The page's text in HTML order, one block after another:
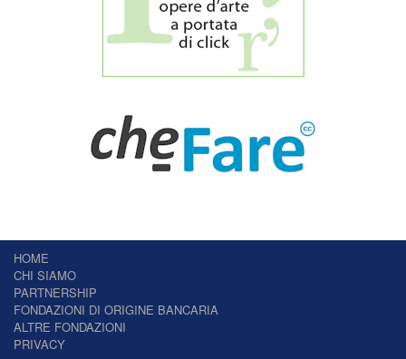
HOME
CHI SIAMO
PARTNERSHIP
FONDAZIONI DI ORIGINE BANCARIA
ALTRE FONDAZIONI
PRIVACY